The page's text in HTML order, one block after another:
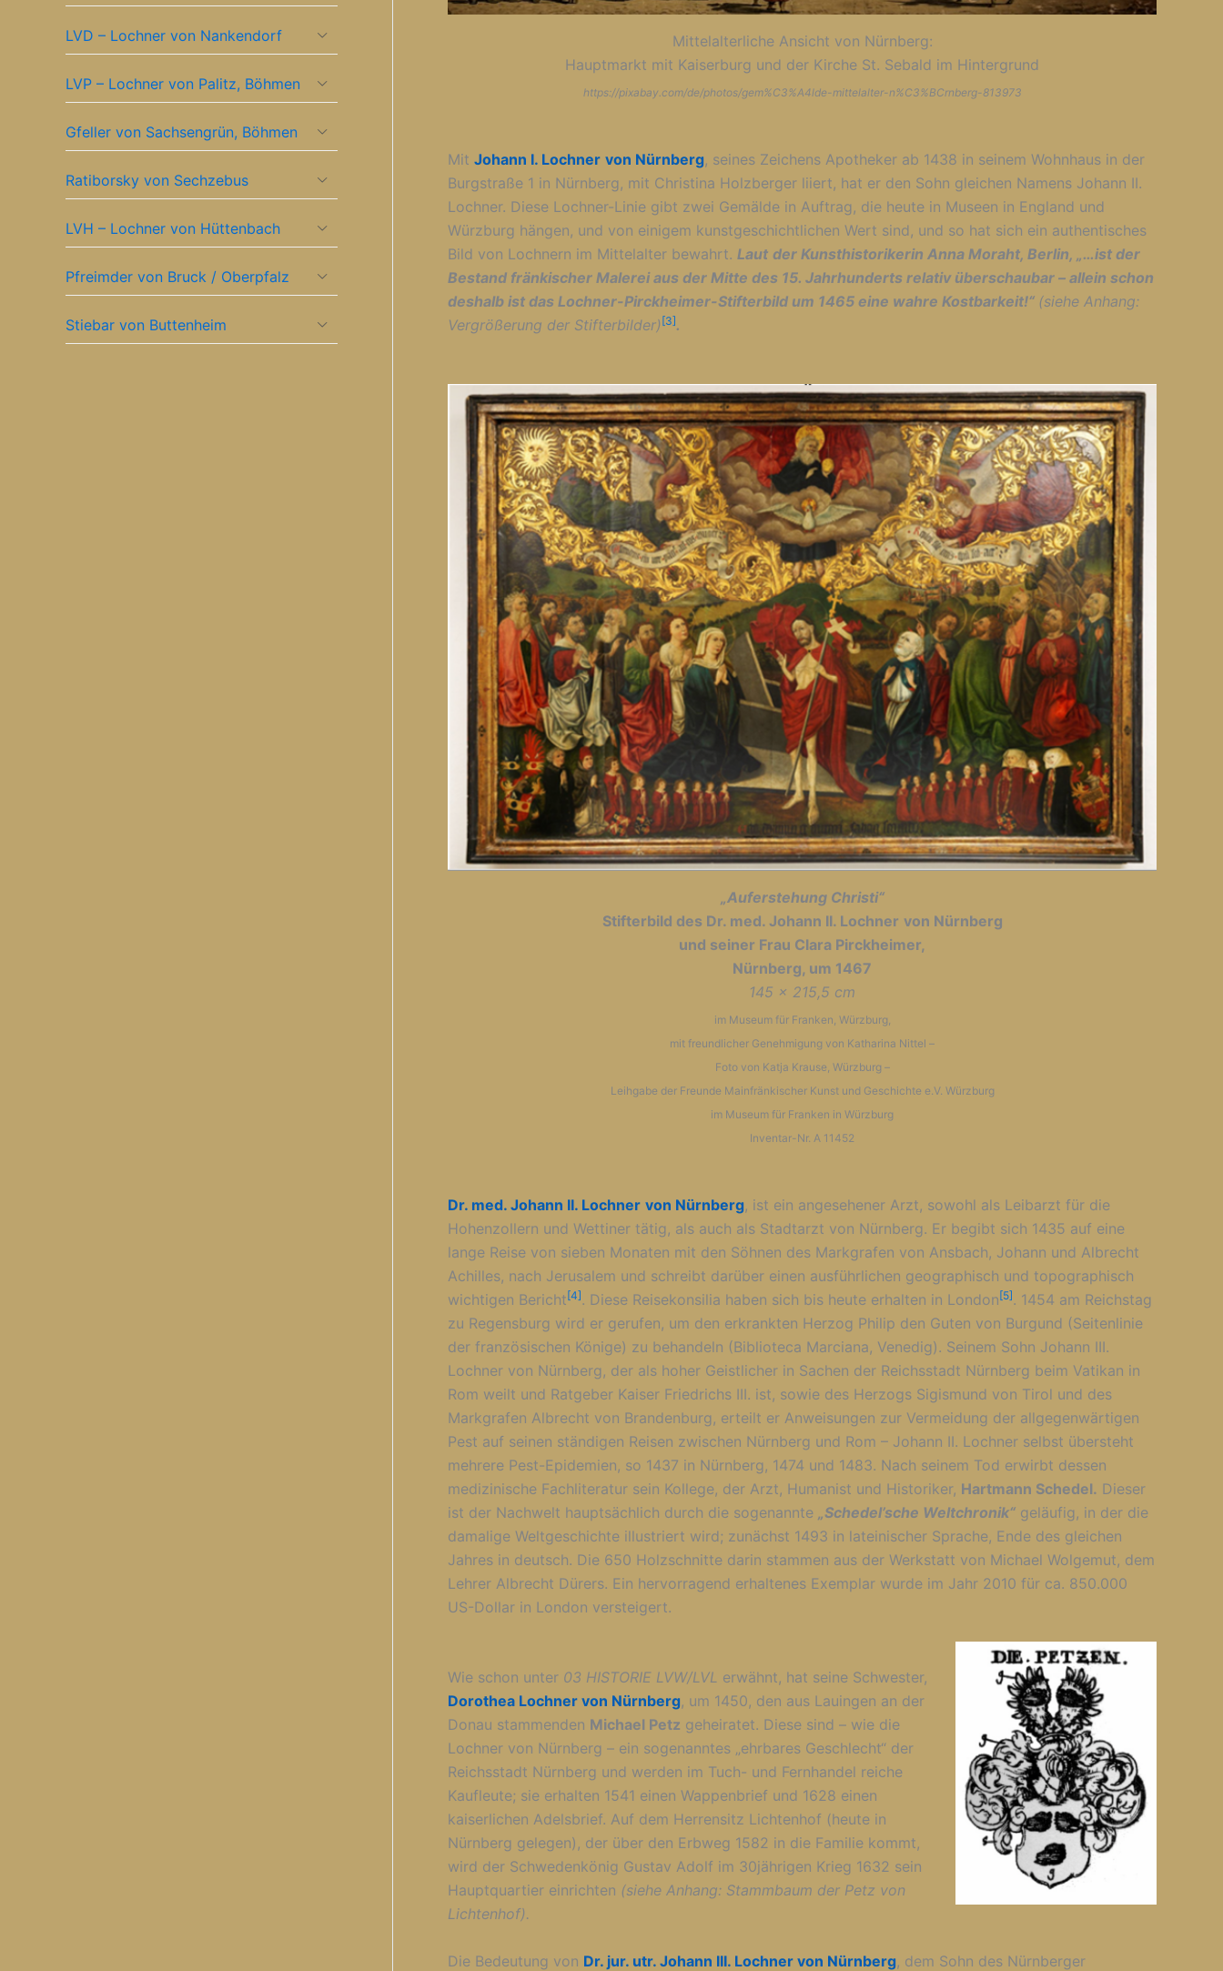
LVD – Lochner von Nankendorf
LVP – Lochner von Palitz, Böhmen
Gfeller von Sachsengrün, Böhmen
Ratiborsky von Sechzebus
LVH – Lochner von Hüttenbach
Pfreimder von Bruck / Oberpfalz
Stiebar von Buttenheim
Mittelalterliche Ansicht von Nürnberg:
Hauptmarkt mit Kaiserburg und der Kirche St. Sebald im Hintergrund
https://pixabay.com/de/photos/gem%C3%A4lde-mittelalter-n%C3%BCrnberg-813973
Mit Johann I. Lochner von Nürnberg, seines Zeichens Apotheker ab 1438 in seinem Wohnhaus in der
Burgstraße 1 in Nürnberg, mit Christina Holzberger liiert, hat er den Sohn gleichen Namens Johann II.
Lochner. Diese Lochner-Linie gibt zwei Gemälde in Auftrag, die heute in Museen in England und
Würzburg hängen, und von einigem kunstgeschichtlichen Wert sind, und so hat sich ein authentisches
Bild von Lochnern im Mittelalter bewahrt. Laut der Kunsthistorikerin Anna Moraht, Berlin, „…ist der
Bestand fränkischer Malerei aus der Mitte des 15. Jahrhunderts relativ überschaubar – allein schon
deshalb ist das Lochner-Pirckheimer-Stifterbild um 1465 eine wahre Kostbarkeit!“ (siehe Anhang:
Vergrößerung der Stifterbilder) [3].
„Auferstehung Christi“
Stifterbild des Dr. med. Johann II. Lochner von Nürnberg
und seiner Frau Clara Pirckheimer,
Nürnberg, um 1467
145 x 215,5 cm
im Museum für Franken, Würzburg,
mit freundlicher Genehmigung von Katharina Nittel –
Foto von Katja Krause, Würzburg –
Leihgabe der Freunde Mainfränkischer Kunst und Geschichte e.V. Würzburg
im Museum für Franken in Würzburg
Inventar-Nr. A 11452
Dr. med. Johann II. Lochner von Nürnberg, ist ein angesehener Arzt, sowohl als Leibarzt für die
Hohenzollern und Wettiner tätig, als auch als Stadtarzt von Nürnberg. Er begibt sich 1435 auf eine
lange Reise von sieben Monaten mit den Söhnen des Markgrafen von Ansbach, Johann und Albrecht
Achilles, nach Jerusalem und schreibt darüber einen ausführlichen geographisch und topographisch
wichtigen Bericht [4]. Diese Reisekonsilia haben sich bis heute erhalten in London [5]. 1454 am Reichstag
zu Regensburg wird er gerufen, um den erkrankten Herzog Philip den Guten von Burgund (Seitenlinie
der französischen Könige) zu behandeln (Biblioteca Marciana, Venedig). Seinem Sohn Johann III.
Lochner von Nürnberg, der als hoher Geistlicher in Sachen der Reichsstadt Nürnberg beim Vatikan in
Rom weilt und Ratgeber Kaiser Friedrichs III. ist, sowie des Herzogs Sigismund von Tirol und des
Markgrafen Albrecht von Brandenburg, erteilt er Anweisungen zur Vermeidung der allgegenwärtigen
Pest auf seinen ständigen Reisen zwischen Nürnberg und Rom – Johann II. Lochner selbst übersteht
mehrere Pest-Epidemien, so 1437 in Nürnberg, 1474 und 1483. Nach seinem Tod erwirbt dessen
medizinische Fachliteratur sein Kollege, der Arzt, Humanist und Historiker, Hartmann Schedel. Dieser
ist der Nachwelt hauptsächlich durch die sogenannte „Schedel’sche Weltchronik“ geläufig, in der die
damalige Weltgeschichte illustriert wird; zunächst 1493 in lateinischer Sprache, Ende des gleichen
Jahres in deutsch. Die 650 Holzschnitte darin stammen aus der Werkstatt von Michael Wolgemut, dem
Lehrer Albrecht Dürers. Ein hervorragend erhaltenes Exemplar wurde im Jahr 2010 für ca. 850.000
US-Dollar in London versteigert.
Wie schon unter 03 HISTORIE LVW/LVL erwähnt, hat seine Schwester,
Dorothea Lochner von Nürnberg, um 1450, den aus Lauingen an der
Donau stammenden Michael Petz geheiratet. Diese sind – wie die
Lochner von Nürnberg – ein sogenanntes „ehrbares Geschlecht“ der
Reichsstadt Nürnberg und werden im Tuch- und Fernhandel reiche
Kaufleute; sie erhalten 1541 einen Wappenbrief und 1628 einen
kaiserlichen Adelsbrief. Auf dem Herrensitz Lichtenhof (heute in
Nürnberg gelegen), der über den Erbweg 1582 in die Familie kommt,
wird der Schwedenkönig Gustav Adolf im 30jährigen Krieg 1632 sein
Hauptquartier einrichten (siehe Anhang: Stammbaum der Petz von
Lichtenhof).
Die Bedeutung von Dr. jur. utr. Johann III. Lochner von Nürnberg, dem Sohn des Nürnberger